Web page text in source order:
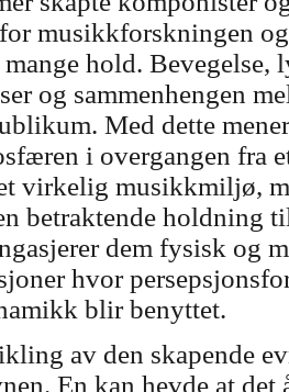
musikkforskningen
hold. Bevegelse,
og sammenhengen
Med dette
i overgangen fra
virkelig musikkmiljø,
betraktende holdning
dem fysisk og
hvor
blir benyttet.
av den skapende
En kan hevde at det